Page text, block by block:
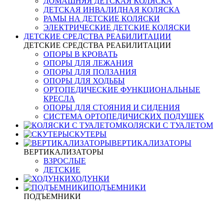
ДЕТСКАЯ ИНВАЛИДНАЯ КОЛЯСКА
РАМЫ НА ДЕТСКИЕ КОЛЯСКИ
ЭЛЕКТРИЧЕСКИЕ ДЕТСКИЕ КОЛЯСКИ
ДЕТСКИЕ СРЕДСТВА РЕАБИЛИТАЦИИ
ДЕТСКИЕ СРЕДСТВА РЕАБИЛИТАЦИИ
ОПОРЫ В КРОВАТЬ
ОПОРЫ ДЛЯ ЛЕЖАНИЯ
ОПОРЫ ДЛЯ ПОЛЗАНИЯ
ОПОРЫ ДЛЯ ХОДЬБЫ
ОРТОПЕДИЧЕСКИЕ ФУНКЦИОНАЛЬНЫЕ
КРЕСЛА
ОПОРЫ ДЛЯ СТОЯНИЯ И СИДЕНИЯ
СИСТЕМА ОРТОПЕДИЧИСКИХ ПОДУШЕК
КОЛЯСКИ С ТУАЛЕТОМ
СКУТЕРЫ
ВЕРТИКАЛИЗАТОРЫ
ВЕРТИКАЛИЗАТОРЫ
ВЗРОСЛЫЕ
ДЕТСКИЕ
ХОДУНКИ
ПОДЪЕМНИКИ
ПОДЪЕМНИКИ